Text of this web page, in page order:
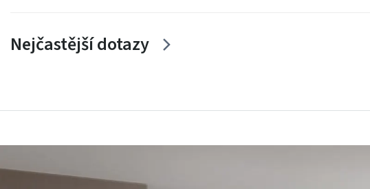
Nejčastější dotazy